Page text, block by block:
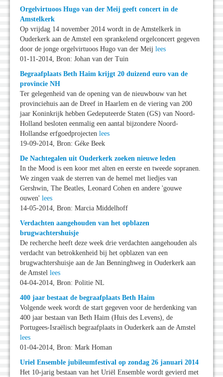
Orgelvirtuoos Hugo van der Meij geeft concert in de
Amstelkerk
Op vrijdag 14 november 2014 wordt in de Amstelkerk in
Ouderkerk aan de Amstel een sprankelend orgelconcert gegeven
door de jonge orgelvirtuoos Hugo van der Meij lees
01-11-2014, Bron: Johan van der Tuin
Begraafplaats Beth Haim krijgt 20 duizend euro van de
provincie NH
Ter gelegenheid van de opening van de nieuwbouw van het
provinciehuis aan de Dreef in Haarlem en de viering van 200
jaar Koninkrijk hebben Gedeputeerde Staten (GS) van Noord-
Holland besloten eenmalig een aantal bijzondere Noord-
Hollandse erfgoedprojecten lees
19-09-2014, Bron: Géke Beek
De Nachtegalen uit Ouderkerk zoeken nieuwe leden
In the Mood is een koor met alten en eerste en tweede sopranen.
We zingen vaak de sterren van de hemel met liedjes van
Gershwin, The Beatles, Leonard Cohen en andere 'gouwe
ouwen' lees
14-05-2014, Bron: Marcia Middelhoff
Verdachten aangehouden van het opblazen
brugwachtershuisje
De recherche heeft deze week drie verdachten aangehouden als
verdacht van betrokkenheid bij het opblazen van een
brugwachtershuisje aan de Jan Benninghweg in Ouderkerk aan
de Amstel lees
04-04-2014, Bron: Politie NL
400 jaar bestaat de begraafplaats Beth Haim
Volgende week wordt de start gegeven voor de herdenking van
400 jaar bestaan van Beth Haim (Huis des Levens), de
Portugees-Israëlisch begraafplaats in Ouderkerk aan de Amstel
lees
01-04-2014, Bron: Mark Homan
Uriel Ensemble jubileumfestival op zondag 26 januari 2014
Het 10-jarig bestaan van het Uriël Ensemble wordt gevierd met